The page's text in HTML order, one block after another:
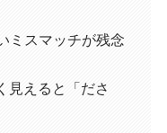
ミスマッチが残念
見えると「ださ